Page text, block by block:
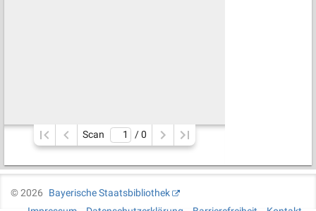
Scan / 0
©2026
Bayerische Staatsbibliothek